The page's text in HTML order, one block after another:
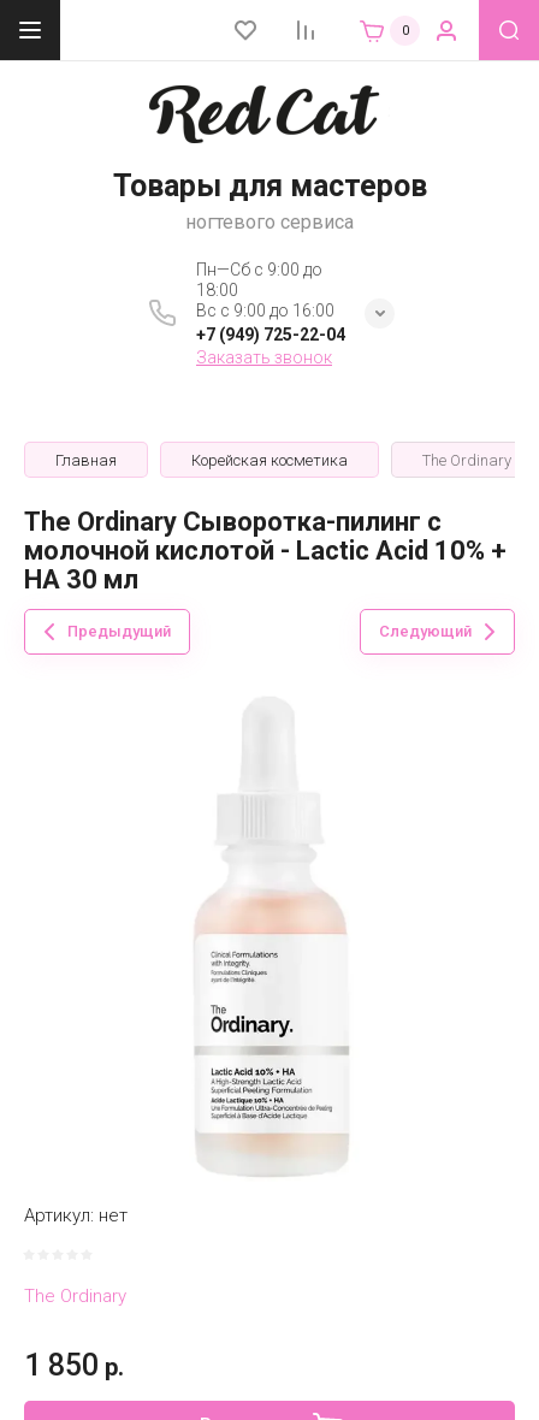
0
Товары для мастеров
ногтевого сервиса
Пн—Сб с 9:00 до
18:00
Вс с 9:00 до 16:00
+7 (949) 725-22-04
Заказать звонок
Главная Корейская косметика The Ordinary
The Ordinary Сыворотка-пилинг с
молочной кислотой - Lactic Acid 10% +
HA 30 мл
Предыдущий Следующий
Артикул: нет
The Ordinary
1 850 р.